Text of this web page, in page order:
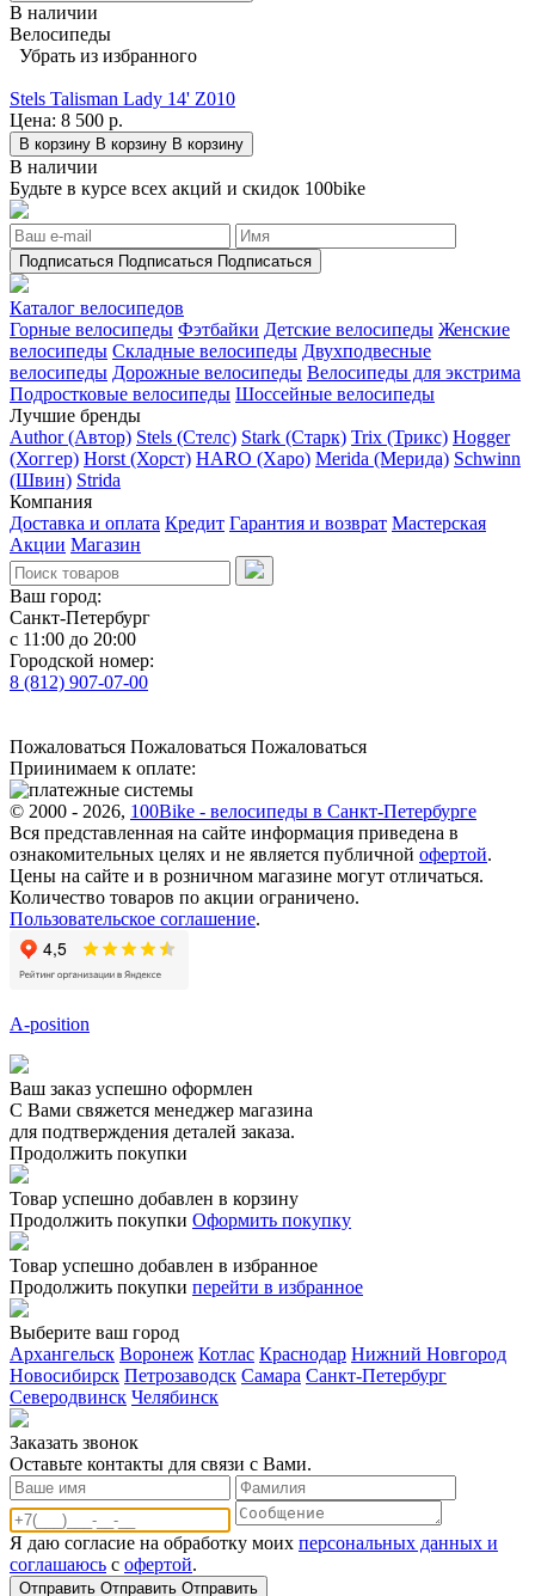
В наличии
Велосипеды
Убрать из избранного
Stels Talisman Lady 14' Z010
Цена: 8 500 р.
В корзину В корзину В корзину
В наличии
Будьте в курсе всех акций и скидок 100bike
Подписаться Подписаться Подписаться
Каталог велосипедов
Горные велосипеды Фэтбайки Детские велосипеды Женские
велосипеды Складные велосипеды Двухподвесные
велосипеды Дорожные велосипеды Велосипеды для экстрима
Подростковые велосипеды Шоссейные велосипеды
Лучшие бренды
Author (Автор) Stels (Стелс) Stark (Старк) Trix (Трикс) Hogger
(Хоггер) Horst (Хорст) HARO (Харо) Merida (Мерида) Schwinn
(Швин) Strida
Компания
Доставка и оплата Кредит Гарантия и возврат Мастерская
Акции Магазин
Ваш город:
Санкт-Петербург
с 11:00 до 20:00
Городской номер:
8 (812) 907-07-00
Пожаловаться Пожаловаться Пожаловаться
Приинимаем к оплате:
© 2000 - 2026, 100Bike - велосипеды в Санкт-Петербурге
Вся представленная на сайте информация приведена в
ознакомительных целях и не является публичной офертой.
Цены на сайте и в розничном магазине могут отличаться.
Количество товаров по акции ограничено.
Пользовательское соглашение.
A-position
Ваш заказ успешно оформлен
С Вами свяжется менеджер магазина
для подтверждения деталей заказа.
Продолжить покупки
Товар успешно добавлен в корзину
Продолжить покупки Оформить покупку
Товар успешно добавлен в избранное
Продолжить покупки перейти в избранное
Выберите ваш город
Архангельск Воронеж Котлас Краснодар Нижний Новгород
Новосибирск Петрозаводск Самара Санкт-Петербург
Северодвинск Челябинск
Заказать звонoк
Оставьте контакты для связи с Вами.
Я даю согласие на обработку моих персональных данных и
соглашаюсь с офертой.
Отправить Отправить Отправить